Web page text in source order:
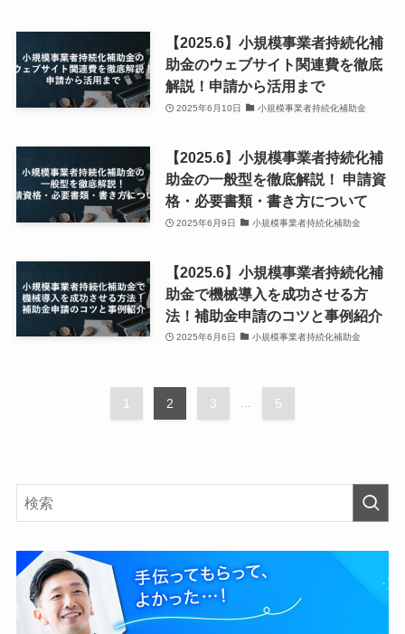
【2025.6】小規模事業者持続化補
助金のウェブサイト関連費を徹底
解説！申請から活用まで
2025年6月10日 小規模事業者持続化補助金
【2025.6】小規模事業者持続化補
助金の一般型を徹底解説！ 申請資
格・必要書類・書き方について
2025年6月9日 小規模事業者持続化補助金
【2025.6】小規模事業者持続化補
助金で機械導入を成功させる方
法！補助金申請のコツと事例紹介
2025年6月6日 小規模事業者持続化補助金
1 2 3 ... 5